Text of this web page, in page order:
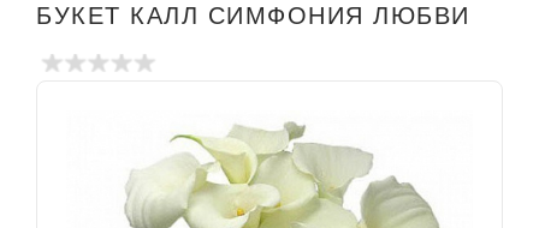
БУКЕТ КАЛЛ СИМФОНИЯ ЛЮБВИ